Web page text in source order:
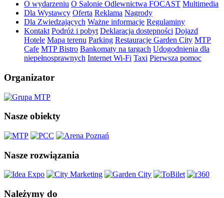
O wydarzeniu O Salonie Odlewnictwa FOCAST Multimedia
Dla Wystawcy Oferta Reklama Nagrody
Dla Zwiedzających Ważne informacje Regulaminy
Kontakt Podróż i pobyt Deklaracja dostępności Dojazd
Hotele Mapa terenu Parking Restauracje Garden City MTP
Cafe MTP Bistro Bankomaty na targach Udogodnienia dla
niepełnosprawnych Internet Wi-Fi Taxi Pierwsza pomoc
Organizator
Nasze obiekty
Nasze rozwiązania
Należymy do